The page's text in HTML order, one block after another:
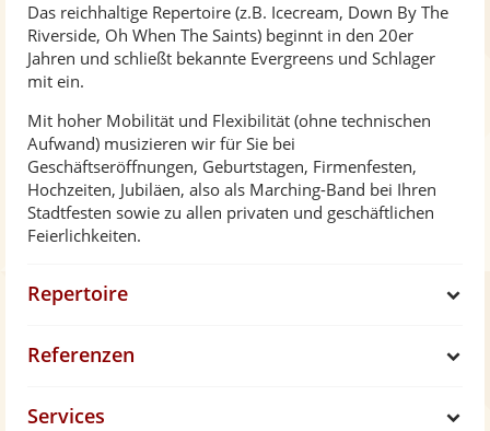
Das reichhaltige Repertoire (z.B. Icecream, Down By The
Riverside, Oh When The Saints) beginnt in den 20er
Jahren und schließt bekannte Evergreens und Schlager
mit ein.
Mit hoher Mobilität und Flexibilität (ohne technischen
Aufwand) musizieren wir für Sie bei
Geschäftseröffnungen, Geburtstagen, Firmenfesten,
Hochzeiten, Jubiläen, also als Marching-Band bei Ihren
Stadtfesten sowie zu allen privaten und geschäftlichen
Feierlichkeiten.
Repertoire
Referenzen
Services